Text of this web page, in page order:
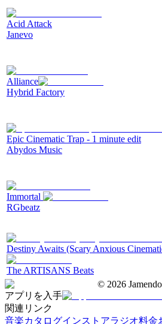
Acid Attack
Janevo
Alliance
Hybrid Factory
Epic Cinematic Trap - 1 minute edit
Abydos Music
Immortal
RGbeatz
Destiny Awaits (Scary Anxious
The ARTISANS Beats
© 2026
アプリを入手
関連リンク
音楽カタログインストアラジオ料金